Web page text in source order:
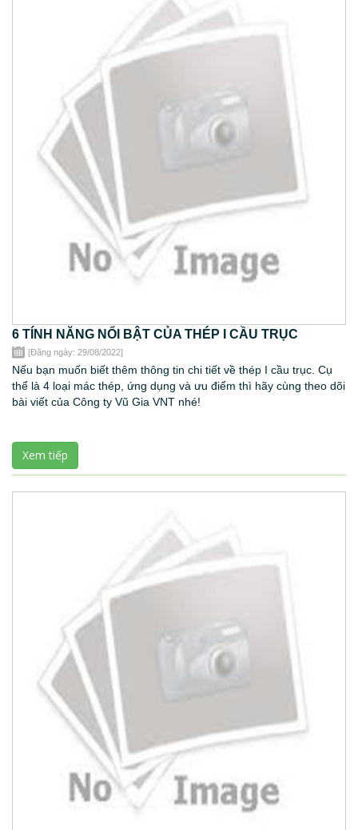
6 TÍNH NĂNG NỔI BẬT CỦA THÉP I CẦU TRỤC
[Đăng ngày: 29/08/2022]
Nếu bạn muốn biết thêm thông tin chi tiết về thép I cầu trục. Cụ
thể là 4 loại mác thép, ứng dụng và ưu điểm thì hãy cùng theo dõi
bài viết của Công ty Vũ Gia VNT nhé!
Xem tiếp